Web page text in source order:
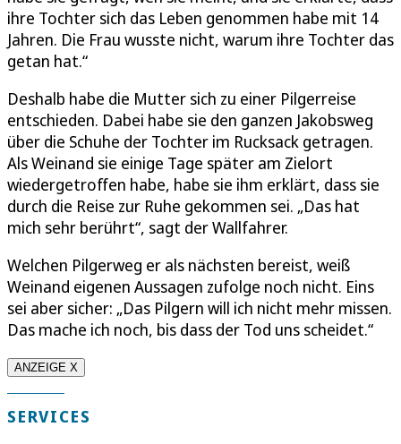
ihre Tochter sich das Leben genommen habe mit 14
Jahren. Die Frau wusste nicht, warum ihre Tochter das
getan hat.“
Deshalb habe die Mutter sich zu einer Pilgerreise
entschieden. Dabei habe sie den ganzen Jakobsweg
über die Schuhe der Tochter im Rucksack getragen.
Als Weinand sie einige Tage später am Zielort
wiedergetroffen habe, habe sie ihm erklärt, dass sie
durch die Reise zur Ruhe gekommen sei. „Das hat
mich sehr berührt“, sagt der Wallfahrer.
Welchen Pilgerweg er als nächsten bereist, weiß
Weinand eigenen Aussagen zufolge noch nicht. Eins
sei aber sicher: „Das Pilgern will ich nicht mehr missen.
Das mache ich noch, bis dass der Tod uns scheidet.“
ANZEIGE X
SERVICES